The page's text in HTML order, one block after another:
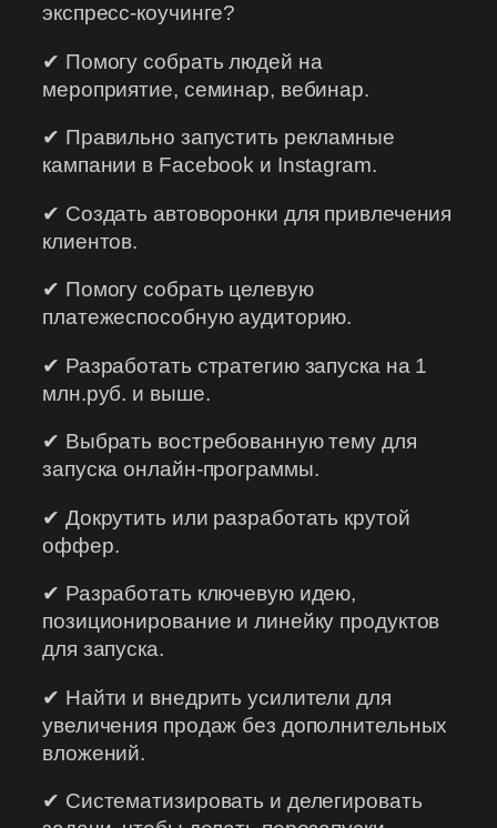
экспресс-коучинге?
✔ Помогу собрать людей на
мероприятие, семинар, вебинар.
✔ Правильно запустить рекламные
кампании в Facebook и Instagram.
✔ Создать автоворонки для привлечения
клиентов.
✔ Помогу собрать целевую
платежеспособную аудиторию.
✔ Разработать стратегию запуска на 1
млн.руб. и выше.
✔ Выбрать востребованную тему для
запуска онлайн-программы.
✔ Докрутить или разработать крутой
оффер.
✔ Разработать ключевую идею,
позиционирование и линейку продуктов
для запуска.
✔ Найти и внедрить усилители для
увеличения продаж без дополнительных
вложений.
✔ Систематизировать и делегировать